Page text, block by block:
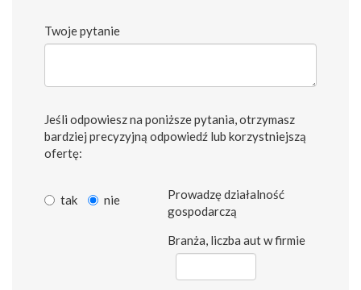
Twoje pytanie
Jeśli odpowiesz na poniższe pytania, otrzymasz
bardziej precyzyjną odpowiedź lub korzystniejszą
ofertę:
tak nie
Prowadzę działalność
gospodarczą
Branża, liczba aut w firmie